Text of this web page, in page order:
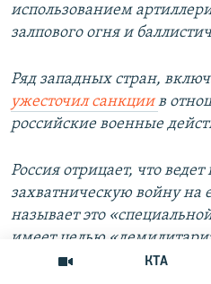
КТА
использованием
залпового огня и
Ряд западных стран,
ужесточил санкциив
российские военные
Россия отрицает, что
захватническую войну на
называет это
имеет целью
денацификацию».